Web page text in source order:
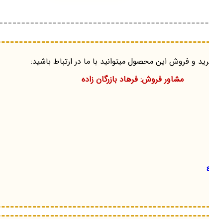
و فروش این محصول میتوانید با ما در ارتباط باشید:
مشاور فروش: فرهاد بازرگان زاده